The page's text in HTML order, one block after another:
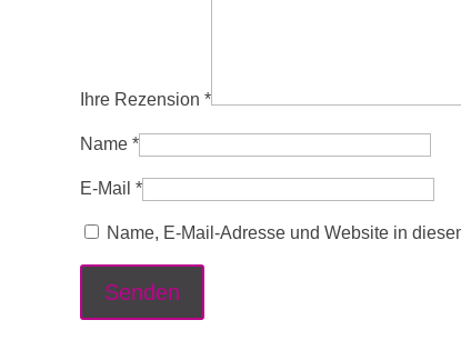
Ihre Rezension *
Name *
E-Mail *
Name, E-Mail-Adresse und Website in